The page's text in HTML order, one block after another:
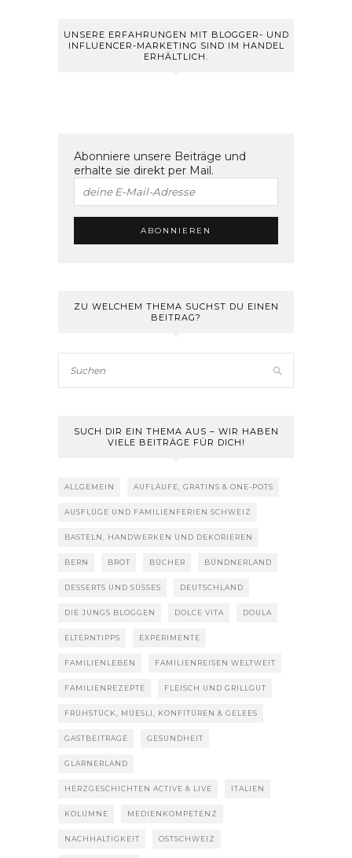
UNSERE ERFAHRUNGEN MIT BLOGGER- UND
INFLUENCER-MARKETING SIND IM HANDEL
ERHÄLTLICH.
Abonniere unsere Beiträge und
erhalte sie direkt per Mail.
ZU WELCHEM THEMA SUCHST DU EINEN
BEITRAG?
SUCH DIR EIN THEMA AUS – WIR HABEN
VIELE BEITRÄGE FÜR DICH!
ALLGEMEIN AUFLÄUFE, GRATINS & ONE-POTS
AUSFLÜGE UND FAMILIENFERIEN SCHWEIZ
BASTELN, HANDWERKEN UND DEKORIEREN
BERN BROT BÜCHER BÜNDNERLAND
DESSERTS UND SÜSSES DEUTSCHLAND
DIE JUNGS BLOGGEN DOLCE VITA DOULA
ELTERNTIPPS EXPERIMENTE
FAMILIENLEBEN FAMILIENREISEN WELTWEIT
FAMILIENREZEPTE FLEISCH UND GRILLGUT
FRÜHSTÜCK, MÜESLI, KONFITÜREN & GELEES
GASTBEITRÄGE GESUNDHEIT
GLARNERLAND
HERZGESCHICHTEN ACTIVE & LIVE ITALIEN
KOLUMNE MEDIENKOMPETENZ
NACHHALTIGKEIT OSTSCHWEIZ